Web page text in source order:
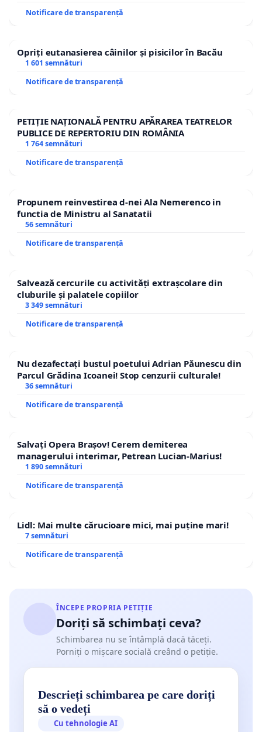
Notificare de transparență
Opriți eutanasierea câinilor și pisicilor în Bacău
1 601 semnături
Notificare de transparență
PETIȚIE NAȚIONALĂ PENTRU APĂRAREA TEATRELOR
PUBLICE DE REPERTORIU DIN ROMÂNIA
1 764 semnături
Notificare de transparență
Propunem reinvestirea d-nei Ala Nemerenco in
functia de Ministru al Sanatatii
56 semnături
Notificare de transparență
Salvează cercurile cu activități extrașcolare din
cluburile și palatele copiilor
3 349 semnături
Notificare de transparență
Nu dezafectați bustul poetului Adrian Păunescu din
Parcul Grădina Icoanei! Stop cenzurii culturale!
36 semnături
Notificare de transparență
Salvați Opera Brașov! Cerem demiterea
managerului interimar, Petrean Lucian-Marius!
1 890 semnături
Notificare de transparență
Lidl: Mai multe cărucioare mici, mai puține mari!
7 semnături
Notificare de transparență
ÎNCEPE PROPRIA PETIȚIE
Doriți să schimbați ceva?
Schimbarea nu se întâmplă dacă tăceți.
Porniți o mișcare socială creând o petiție.
Descrieți schimbarea pe care doriți
să o vedeți
Cu tehnologie AI